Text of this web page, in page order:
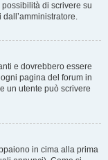
di scrivere su
e dovrebbero essere
pagina del forum in
un utente può scrivere
in cima alla prima